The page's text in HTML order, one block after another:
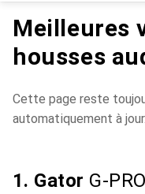
Meilleures
housses
Cette page reste
automatiquement à jour.
1. Gator G-